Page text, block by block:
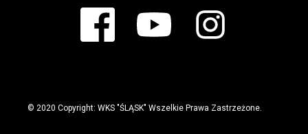
© 2020 Copyright: WKS "ŚLĄSK" Wszelkie Prawa Zastrzeżone.